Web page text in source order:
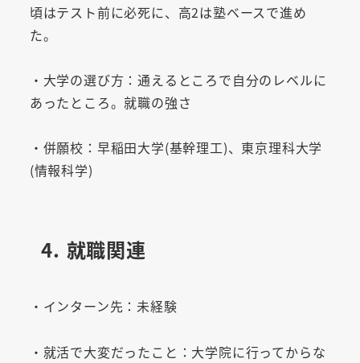
頃はテスト前に必死に、高2は塾ベースで進め
た。
・大学の選び方：通えるところで自分のレベルに
あったところ。就職の強さ
・併願校：早稲田大学(基幹理工)、東京理科大学
(情報科学)
4. 就職関連
・インターン先：未経験
・就活で大変だったこと：大学院に行ってからな